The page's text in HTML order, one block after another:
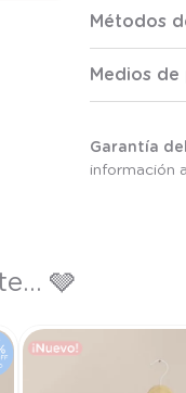
Métodos
Medios de
Garantía
información
🩶